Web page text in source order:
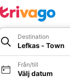
Destination
Lefkas - Town
Från/till
Välj datum